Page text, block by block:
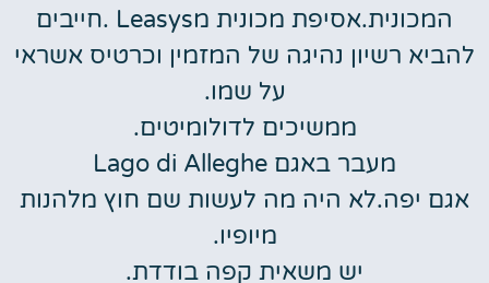
המכונית.אסיפת מכונית מLeasys .חייבים
להביא רשיון נהיגה של המזמין וכרטיס אשראי
על שמו.
ממשיכים לדולומיטים.
מעבר באגם Lago di Alleghe
אגם יפה.לא היה מה לעשות שם חוץ מלהנות
מיופיו.
יש משאית קפה בודדת.